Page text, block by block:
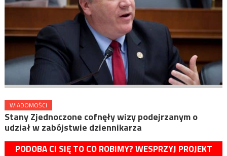
WIADOMOŚCI
Stany Zjednoczone cofnęły wizy podejrzanym o
udział w zabójstwie dziennikarza
PODOBA CI SIĘ TO CO ROBIMY? WESPRZYJ PROJEKT